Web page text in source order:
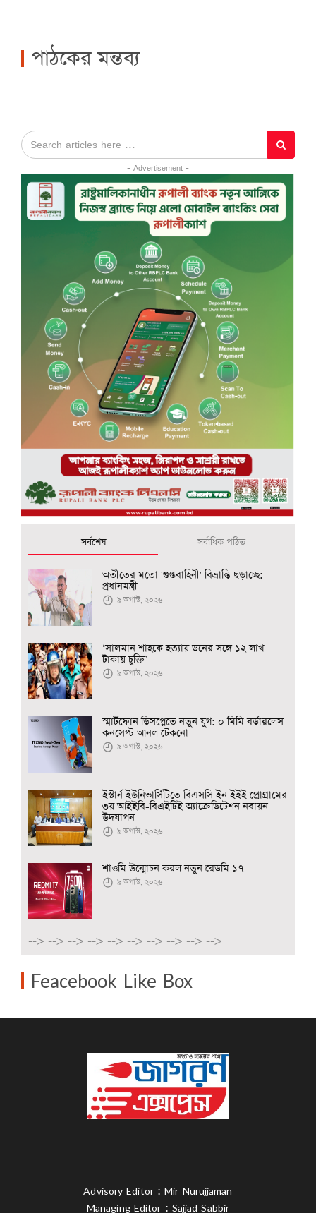
পাঠকের মন্তব্য
- Advertisement -
সর্বশেষ সর্বাধিক পঠিত
অতীতের মতো 'গুপ্তবাহিনী' বিভ্রান্তি ছড়াচ্ছে:
প্রধানমন্ত্রী
৯ অগাস্ট, ২০২৬
‘সালমান শাহকে হত্যায় ডনের সঙ্গে ১২ লাখ
টাকায় চুক্তি’
৯ অগাস্ট, ২০২৬
স্মার্টফোন ডিসপ্লেতে নতুন যুগ: ০ মিমি বর্ডারলেস
কনসেপ্ট আনল টেকনো
৯ অগাস্ট, ২০২৬
ইস্টার্ন ইউনিভার্সিটিতে বিএসসি ইন ইইই প্রোগ্রামের
৩য় আইইবি-বিএইটিই অ্যাক্রেডিটেশন নবায়ন
উদযাপন
৯ অগাস্ট, ২০২৬
শাওমি উন্মোচন করল নতুন রেডমি ১৭
৯ অগাস্ট, ২০২৬
--> --> --> --> --> --> --> --> --> -->
Feacebook Like Box
Advisory Editor : Mir Nurujjaman
Managing Editor : Sajjad Sabbir